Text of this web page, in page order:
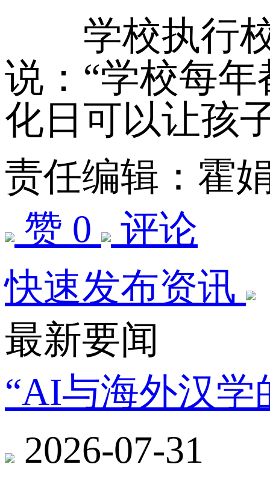
学校执行校
说：“学校每
化日可以让孩
责任编辑：霍
赞 0
评论
快速发布资讯
最新要闻
“AI与海外汉学
2026-07-31